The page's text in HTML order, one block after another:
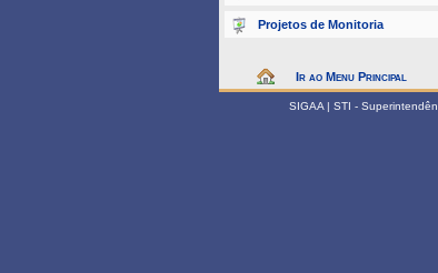
Projetos de Monitoria
Ir ao Menu Principal
SIGAA | STI -